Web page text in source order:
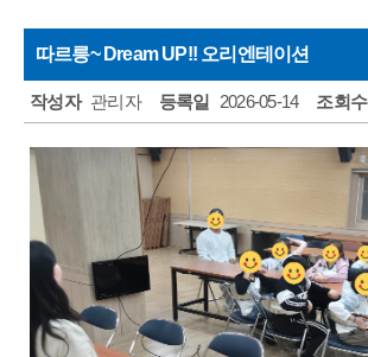
자료실
주민소리함
따르릉~ Dream UP!! 오리엔테이션
작성자 관리자 등록일 2026-05-14 조회수